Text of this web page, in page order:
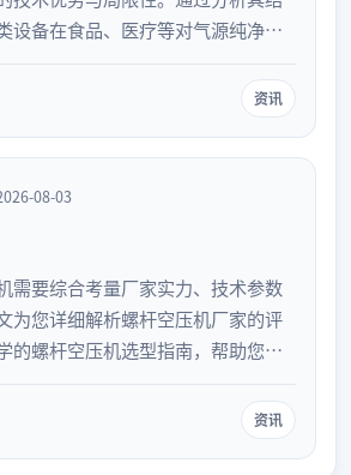
设备在食品、医疗等对气源纯净度
资讯
08-03
需要综合考量厂家实力、技术参数
为您详细解析螺杆空压机厂家的评
的螺杆空压机选型指南，帮助您避
。
资讯